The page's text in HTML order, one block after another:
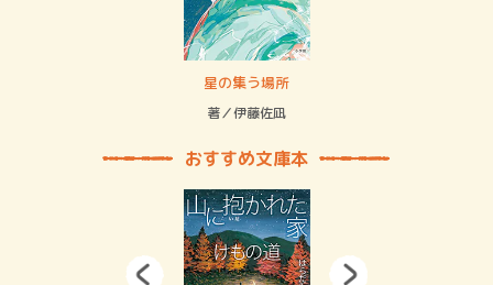
星の集う場所
著／伊藤佐凪
おすすめ文庫本